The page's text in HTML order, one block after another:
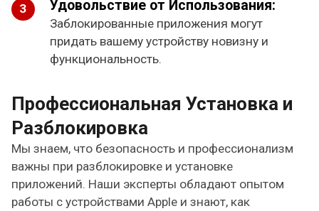
Удовольствие от Использования:
Заблокированные приложения могут
придать вашему устройству новизну и
функциональность.
Профессиональная Установка и
Разблокировка
Мы знаем, что безопасность и профессионализм
важны при разблокировке и установке
приложений. Наши эксперты обладают опытом
работы с устройствами Apple и знают, как